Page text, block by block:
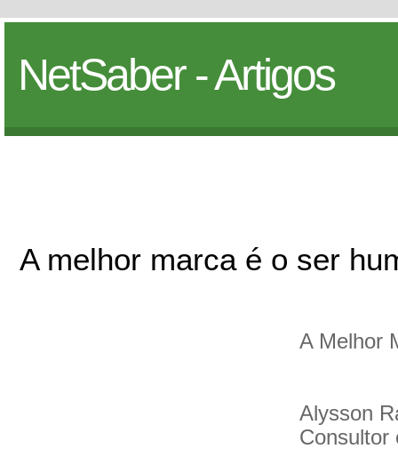
NetSaber - Artigos
A melhor marca é o ser
A Melhor
Alysson
Consultor